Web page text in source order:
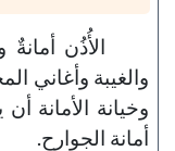
الأُذُن
والغيبة وأغاني
وخيانة الأمانة
أمانة الجوارح.